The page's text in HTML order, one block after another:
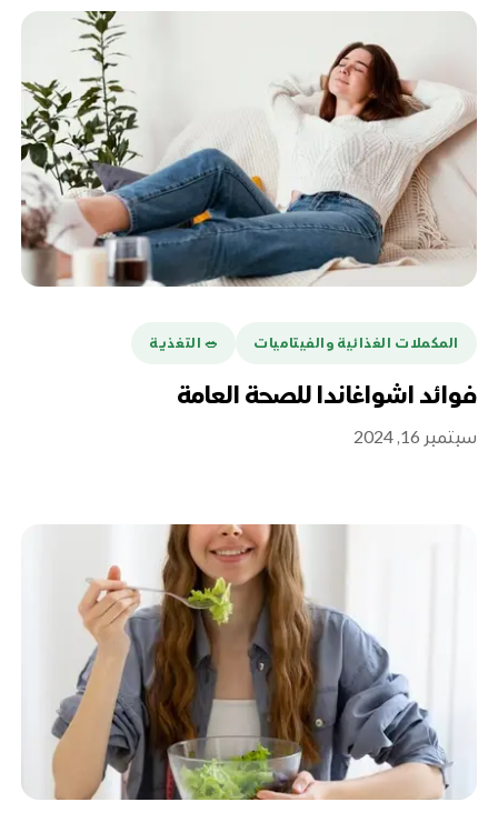
المكملات الغذائية والفيتاميات 🥗 التغذية
فوائد اشواغاندا للصحة العامة
سبتمبر 16, 2024